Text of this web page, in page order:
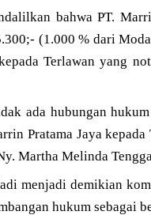
bahwa PT.
(1.000 % dari
Terlawan yang
ada hubungan
Pratama Jaya kepada
Martha Melinda
menjadi demikian
hukum sebagai